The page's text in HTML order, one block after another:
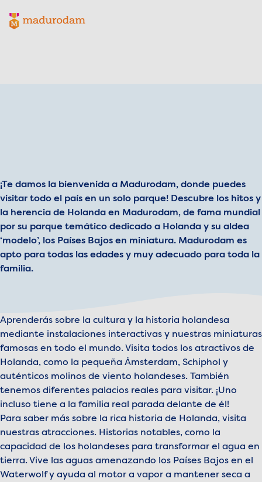
Madurodam logo, to the homepage
¡Te damos la bienvenida a Madurodam, donde puedes
visitar todo el país en un solo parque! Descubre los hitos y
la herencia de Holanda en Madurodam, de fama mundial
por su parque temático dedicado a Holanda y su aldea
‘modelo’, los Países Bajos en miniatura. Madurodam es
apto para todas las edades y muy adecuado para toda la
familia.
Aprenderás sobre la cultura y la historia holandesa
mediante instalaciones interactivas y nuestras miniaturas
famosas en todo el mundo. Visita todos los atractivos de
Holanda, como la pequeña Ámsterdam, Schiphol y
auténticos molinos de viento holandeses. También
tenemos diferentes palacios reales para visitar. ¡Uno
incluso tiene a la familia real parada delante de él!
Para saber más sobre la rica historia de Holanda, visita
nuestras atracciones. Historias notables, como la
capacidad de los holandeses para transformar el agua en
tierra. Vive las aguas amenazando los Países Bajos en el
Waterwolf y ayuda al motor a vapor a mantener seca a